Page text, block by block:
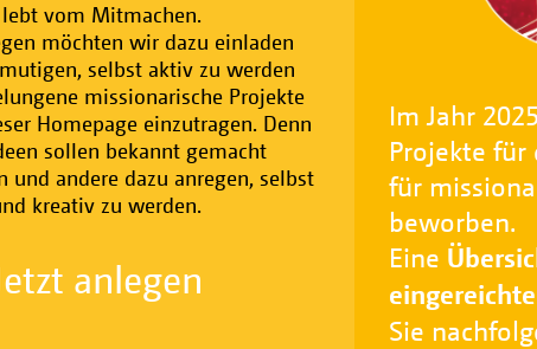
lebt vom Mitmachen.
möchten wir dazu einladen
selbst aktiv zu werden
missionarische Projekte
Homepage einzutragen. Denn
sollen bekannt gemacht
und andere dazu anregen, selbst
kreativ zu werden.
anlegen
Im Jahr
Projekte
für
beworben.
Eine
Sie